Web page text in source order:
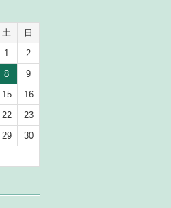
土
日
1
2
8
9
15
16
22
23
29
30